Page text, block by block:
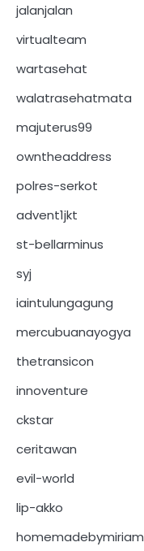
jalanjalan
virtualteam
wartasehat
walatrasehatmata
majuterus99
owntheaddress
polres-serkot
advent1jkt
st-bellarminus
syj
iaintulungagung
mercubuanayogya
thetransicon
innoventure
ckstar
ceritawan
evil-world
lip-akko
homemadebymiriam